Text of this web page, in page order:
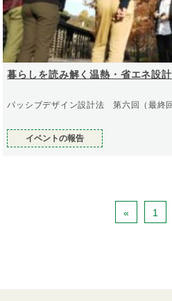
暮らしを読み解く温熱・省エネ設計
イベントの報告
« 1